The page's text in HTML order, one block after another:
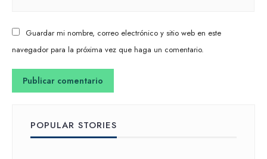
Guardar mi nombre, correo electrónico y sitio web en este
navegador para la próxima vez que haga un comentario.
POPULAR STORIES